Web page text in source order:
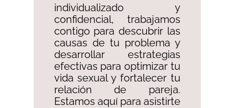
individualizado y
confidencial, trabajamos
contigo para descubrir las
causas de tu problema y
desarrollar estrategias
efectivas para optimizar tu
vida sexual y fortalecer tu
relación de pareja.
Estamos aquí para asistirte